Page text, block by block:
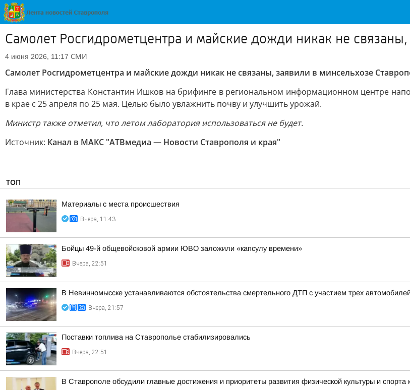
Самолет Росгидрометцентра и майские дожди никак не
4 июня 2026, 11:17 СМИ
Самолет Росгидрометцентра и майские дожди никак не связаны, заявили в минсельхозе
Глава министерства Константин Ишков на брифинге в региональном информационном центре
в крае с 25 апреля по 25 мая. Целью было увлажнить почву и улучшить урожай.
Министр также отметил, что летом лаборатория использоваться не будет.
Источник: Канал в МАКС "АТВмедиа — Новости Ставрополя и края"
ТОП
Материалы с места происшествия
Вчера, 11:43
Бойцы 49-й общевойсковой армии ЮВО заложили «капсулу времени»
Вчера, 22:51
В Невинномысске устанавливаются обстоятельства смертельного ДТП с участием трех
Вчера, 21:57
Поставки топлива на Ставрополье стабилизировались
Вчера, 22:51
В Ставрополе обсудили главные достижения и приоритеты развития физической культуры и спорта